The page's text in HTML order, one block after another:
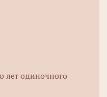
лет одиночного